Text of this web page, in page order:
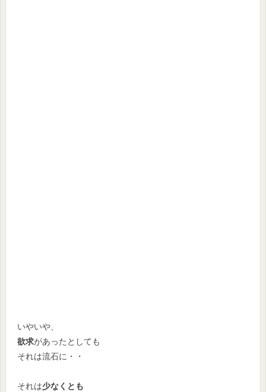
いやいや、
欲求があったとしても
それは流石に・・
それは少なくとも